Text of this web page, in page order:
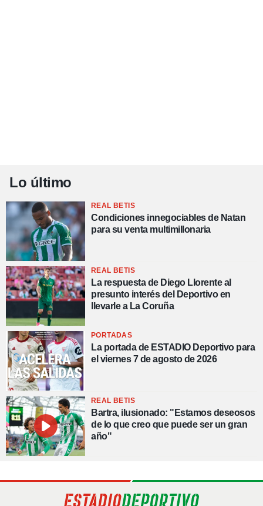
Lo último
REAL BETIS
Condiciones innegociables de Natan
para su venta multimillonaria
REAL BETIS
La respuesta de Diego Llorente al
presunto interés del Deportivo en
llevarle a La Coruña
PORTADAS
La portada de ESTADIO Deportivo para
el viernes 7 de agosto de 2026
REAL BETIS
Bartra, ilusionado: "Estamos deseosos
de lo que creo que puede ser un gran
año"